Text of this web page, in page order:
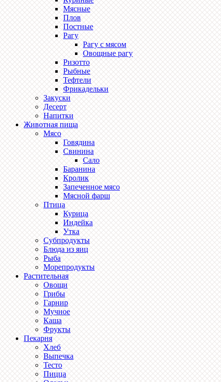
Мясные
Плов
Постные
Рагу
Рагу с мясом
Овощные рагу
Ризотто
Рыбные
Тефтели
Фрикадельки
Закуски
Десерт
Напитки
Животная пища
Мясо
Говядина
Свинина
Сало
Баранина
Кролик
Запеченное мясо
Мясной фарш
Птица
Курица
Индейка
Утка
Субпродукты
Блюда из яиц
Рыба
Морепродукты
Растительная
Овощи
Грибы
Гарнир
Мучное
Каша
Фрукты
Пекарня
Хлеб
Выпечка
Тесто
Пицца